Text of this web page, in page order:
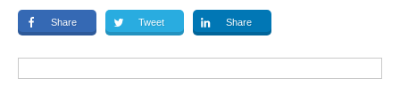
Share Tweet Share